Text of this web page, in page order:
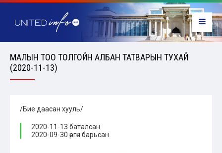
МАЛЫН ТОО ТОЛГОЙН АЛБАН ТАТВАРЫН ТУХАЙ
(2020-11-13)
/Бие даасан хууль/
2020-11-13 баталсан
2020-09-30 өргөн барьсан